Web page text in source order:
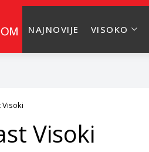
NAJNOVIJE VISOKO
Visoki
Visoki